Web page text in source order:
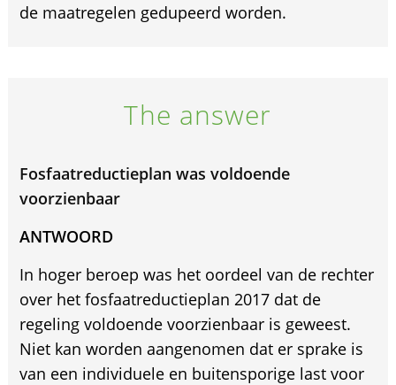
de maatregelen gedupeerd worden.
The answer
Fosfaatreductieplan was voldoende
voorzienbaar
ANTWOORD
In hoger beroep was het oordeel van de rechter
over het fosfaatreductieplan 2017 dat de
regeling voldoende voorzienbaar is geweest.
Niet kan worden aangenomen dat er sprake is
van een individuele en buitensporige last voor